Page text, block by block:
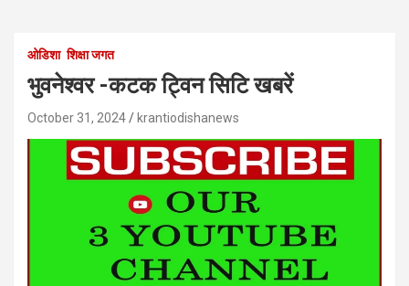
ओडिशा शिक्षा जगत
भुवनेश्वर -कटक ट्विन सिटि खबरें
October 31, 2024 krantiodishanews